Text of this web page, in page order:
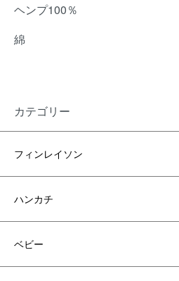
カテゴリー一覧
ヘンプ100％
綿
カテゴリー
フィンレイソン
ハンカチ
ベビー